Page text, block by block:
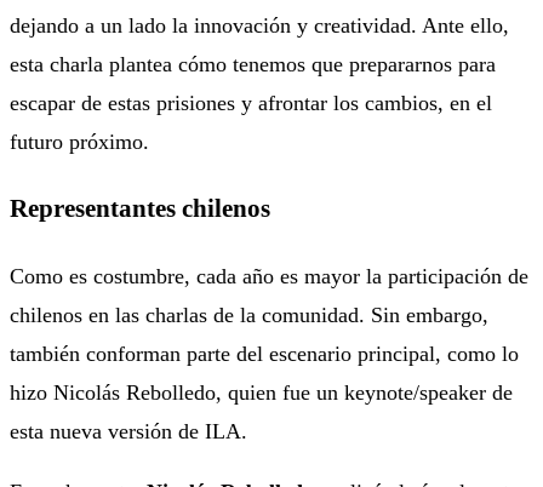
dejando a un lado la innovación y creatividad. Ante ello,
esta charla plantea cómo tenemos que prepararnos para
escapar de estas prisiones y afrontar los cambios, en el
futuro próximo.
Representantes chilenos
Como es costumbre, cada año es mayor la participación de
chilenos en las charlas de la comunidad. Sin embargo,
también conforman parte del escenario principal, como lo
hizo Nicolás Rebolledo, quien fue un keynote/speaker de
esta nueva versión de ILA.